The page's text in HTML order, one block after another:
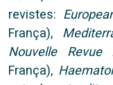
revistes:
França),
Nouvelle Revue
França),